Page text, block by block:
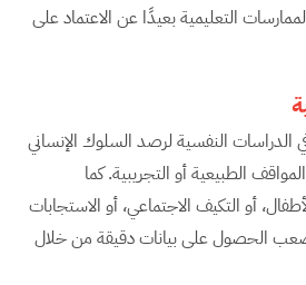
التعليمية بعيدًا عن الاعتماد على
الدراسات النفسية لرصد السلوك الإنساني
الطبيعية أو التجريبية. كما
أو التكيف الاجتماعي، أو الاستجابات
الحصول على بيانات دقيقة من خلال